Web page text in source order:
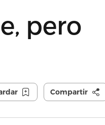
pero
Compartir